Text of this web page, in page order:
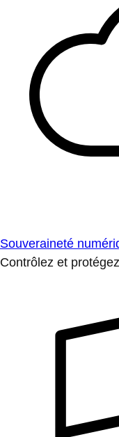
Souveraineté
Contrôlez et